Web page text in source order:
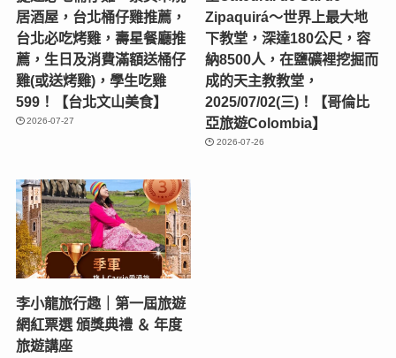
居酒屋，台北桶仔雞推薦，
台北必吃烤雞，壽星餐廳推
薦，生日及消費滿額送桶仔
雞(或送烤雞)，學生吃雞
599！【台北文山美食】
2026-07-27
Zipaquirá～世界上最大地
下教堂，深達180公尺，容
納8500人，在鹽礦裡挖掘而
成的天主教教堂，
2025/07/02(三)！【哥倫比
亞旅遊Colombia】
2026-07-26
李小龍旅行趣｜第一屆旅遊
網紅票選 頒獎典禮 ＆ 年度
旅遊講座